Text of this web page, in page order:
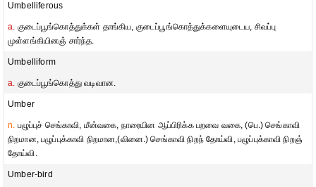
Umbelliferous
a. குடைப்பூங்கொத்துக்கள் தாங்கிய, குடைப்பூங்கொத்துக்களையுடைய, சிவப்பு
முள்ளங்கியினஞ் சார்ந்த.
Umbelliform
a. குடைப்பூங்கொத்து வடிவான.
Umber
n. பழுப்புச் செங்காவி, மீன்வகை, நாரையின ஆப்பிரிக்க பறவை வகை, (பெ.) செங்காவி
நிறமான, பழுப்புக்காவி நிறமான,(வினை.) செங்காவி நிறந் தோய்வி, பழுப்புக்காவி நிறஞ்
தோய்வி.
Umber-bird